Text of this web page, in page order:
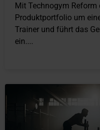
Mit Technogym Reform
Produktportfolio um
Trainer und führt das
ein....